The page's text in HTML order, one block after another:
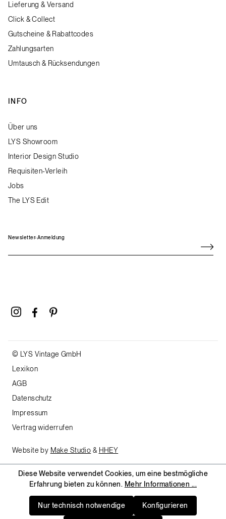
Lieferung & Versand
Click & Collect
Gutscheine & Rabattcodes
Zahlungsarten
Umtausch & Rücksendungen
INFO
Über uns
LYS Showroom
Interior Design Studio
Requisiten-Verleih
Jobs
The LYS Edit
Newsletter-Anmeldung
© LYS Vintage GmbH
Lexikon
AGB
Datenschutz
Impressum
Vertrag widerrufen
Website by Make Studio & HHEY
Diese Website verwendet Cookies, um eine bestmögliche
Erfahrung bieten zu können. Mehr Informationen ...
Nur technisch notwendige Konfigurieren